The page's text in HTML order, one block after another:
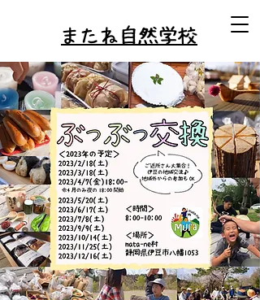
またね自然学校